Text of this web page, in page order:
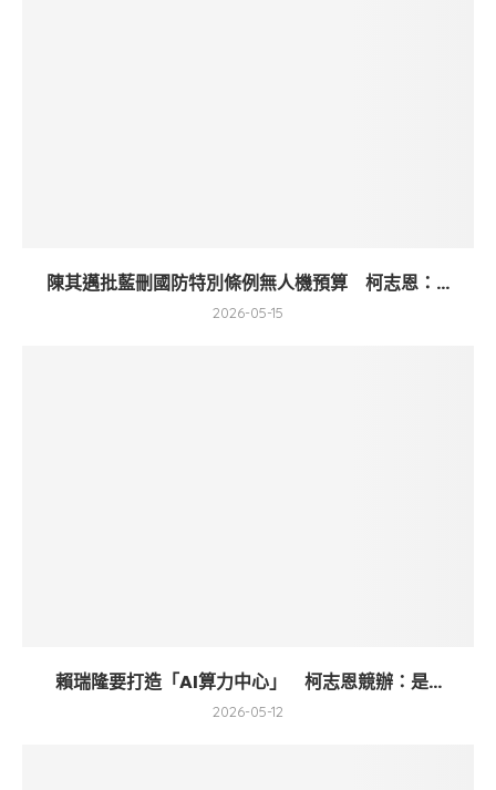
陳其邁批藍刪國防特別條例無人機預算 柯志恩：...
2026-05-15
賴瑞隆要打造「AI算力中心」 柯志恩競辦：是...
2026-05-12